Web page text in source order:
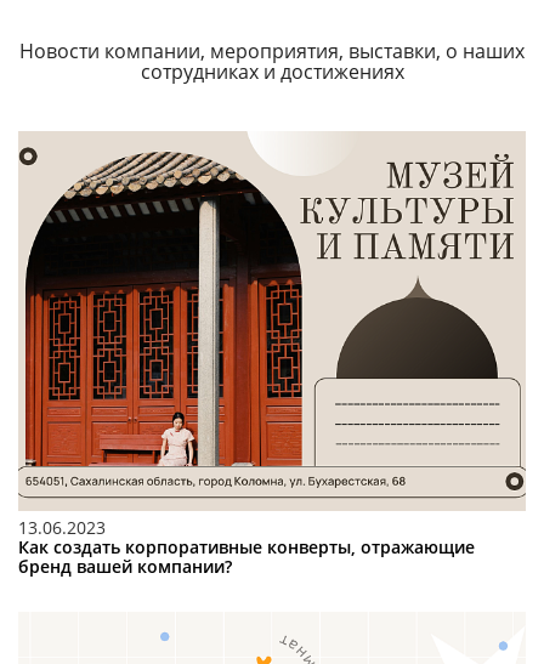
Новости компании, мероприятия, выставки, о наших
сотрудниках и достижениях
13.06.2023
Как создать корпоративные конверты, отражающие
бренд вашей компании?